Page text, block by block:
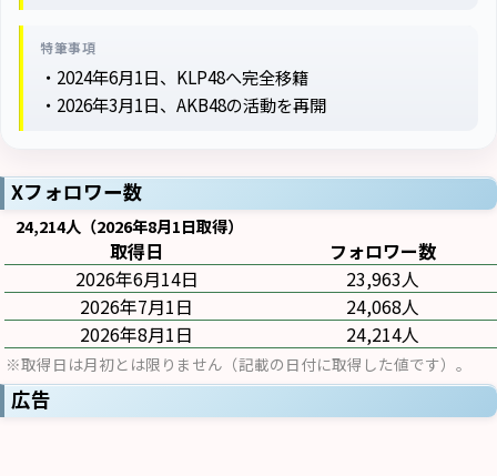
特筆事項
・2024年6月1日、KLP48へ完全移籍
・2026年3月1日、AKB48の活動を再開
Xフォロワー数
24,214人（2026年8月1日取得）
取得日
フォロワー数
2026年6月14日
23,963人
2026年7月1日
24,068人
2026年8月1日
24,214人
※取得日は月初とは限りません（記載の日付に取得した値です）。
広告